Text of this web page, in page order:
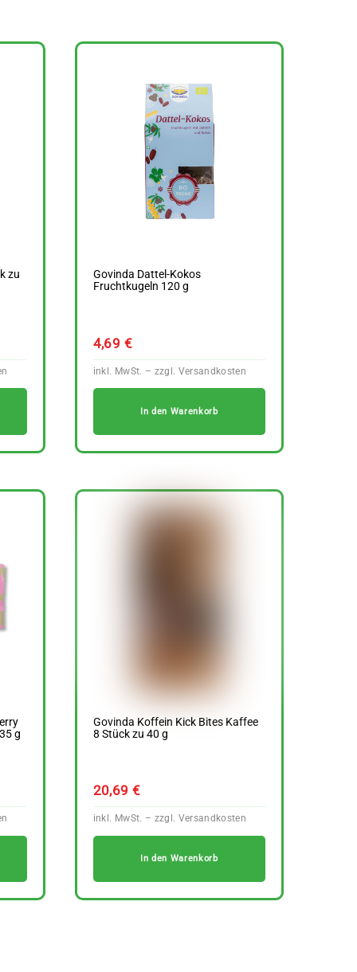
zu
Govinda Dattel-Kokos
Fruchtkugeln 120 g
4,69 €
In den Warenkorb
g
Govinda Koffein Kick Bites Kaffee
8 Stück zu 40 g
20,69 €
In den Warenkorb